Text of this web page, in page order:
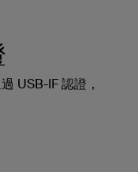
USB-IF 認證，